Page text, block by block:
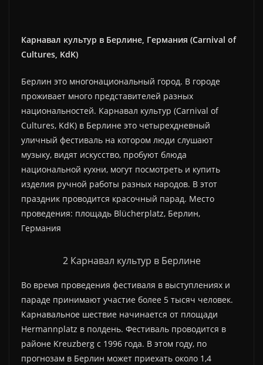
Карнавал культур в Берлине, Германия (Carnival of
Cultures, KdK)
Берлин это многонациональный город. В городе
проживает много представителей разных
национальностей. Карнавал культур (Carnival of
Cultures, KdK) в Берлине это четырехдневный
уличный фестиваль на котором люди слушают
музыку, видят искусство, пробуют блюда
национальной кухни, могут посмотреть и купить
изделия ручной работы разных народов. В этот
праздник проводится красочный парад. Место
проведения: площадь Blücherplatz, Берлин,
Германия
2 Карнавал культур в Берлине
Во время проведения фестиваля в выступлениях и
параде принимают участие более 5 тысяч человек.
Карнавальное шествие начинается от площади
Hermannplatz в полдень. Фестиваль проводится в
районе Kreuzberg с 1996 года. В этом году, по
прогнозам в Берлин может приехать около 1,4